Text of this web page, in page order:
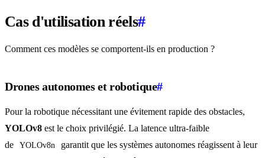
Cas d'utilisation réels#
Comment ces modèles se comportent-ils en production ?
Drones autonomes et robotique#
Pour la robotique nécessitant une évitement rapide des obstacles,
YOLOv8 est le choix privilégié. La latence ultra-faible
de
YOLOv8n
garantit que les systèmes autonomes réagissent à leur